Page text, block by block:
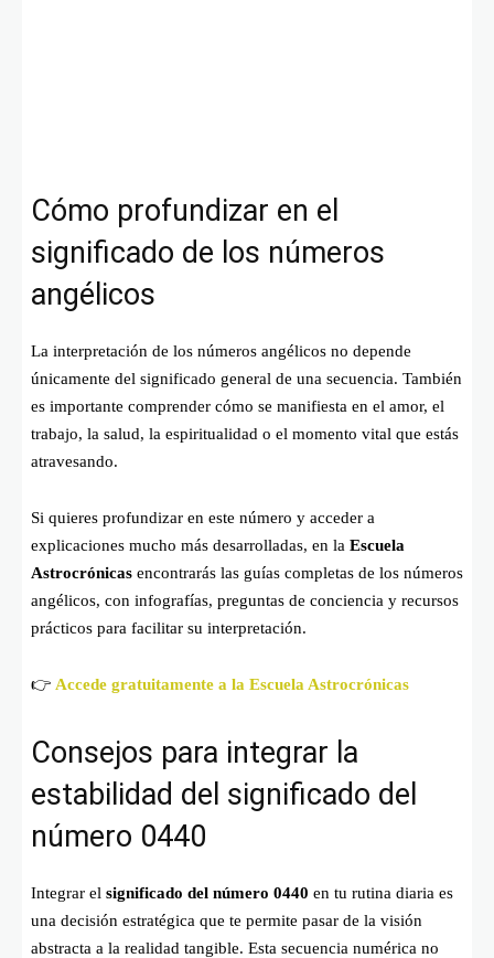
Cómo profundizar en el
significado de los números
angélicos
La interpretación de los números angélicos no depende
únicamente del significado general de una secuencia. También
es importante comprender cómo se manifiesta en el amor, el
trabajo, la salud, la espiritualidad o el momento vital que estás
atravesando.
Si quieres profundizar en este número y acceder a
explicaciones mucho más desarrolladas, en la Escuela
Astrocrónicas encontrarás las guías completas de los números
angélicos, con infografías, preguntas de conciencia y recursos
prácticos para facilitar su interpretación.
👉 Accede gratuitamente a la Escuela Astrocrónicas
Consejos para integrar la
estabilidad del significado del
número 0440
Integrar el significado del número 0440 en tu rutina diaria es
una decisión estratégica que te permite pasar de la visión
abstracta a la realidad tangible. Esta secuencia numérica no